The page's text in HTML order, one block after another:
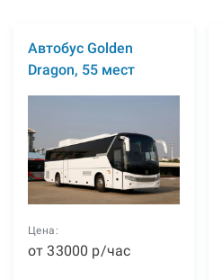
Автобус Golden
Dragon, 55 мест
Цена:
от33000 р/час